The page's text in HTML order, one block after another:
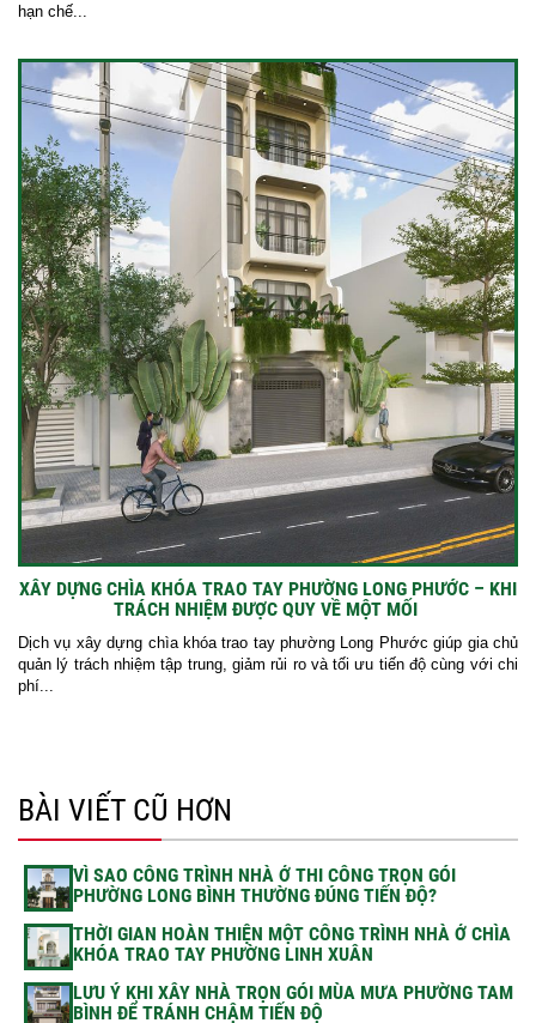
hạn chế...
XÂY DỰNG CHÌA KHÓA TRAO TAY PHƯỜNG LONG PHƯỚC – KHI
TRÁCH NHIỆM ĐƯỢC QUY VỀ MỘT MỐI
Dịch vụ xây dựng chìa khóa trao tay phường Long Phước giúp gia chủ
quản lý trách nhiệm tập trung, giảm rủi ro và tối ưu tiến độ cùng với chi
phí...
BÀI VIẾT CŨ HƠN
VÌ SAO CÔNG TRÌNH NHÀ Ở THI CÔNG TRỌN GÓI
PHƯỜNG LONG BÌNH THƯỜNG ĐÚNG TIẾN ĐỘ?
THỜI GIAN HOÀN THIỆN MỘT CÔNG TRÌNH NHÀ Ở CHÌA
KHÓA TRAO TAY PHƯỜNG LINH XUÂN
LƯU Ý KHI XÂY NHÀ TRỌN GÓI MÙA MƯA PHƯỜNG TAM
BÌNH ĐỂ TRÁNH CHẬM TIẾN ĐỘ